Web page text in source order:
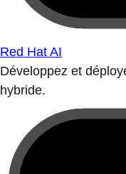
Red Hat AI
Développez et
hybride.